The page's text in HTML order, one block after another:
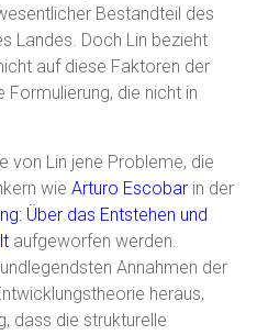
Bestandteil des
Landes. Doch Lin bezieht
auf diese Faktoren der
Formulierung, die nicht in
von Lin jene Probleme, die
wieArturo Escobar in der
Über das Entstehen und
aufgeworfen werden.
Annahmen der
heraus,
dass die strukturelle